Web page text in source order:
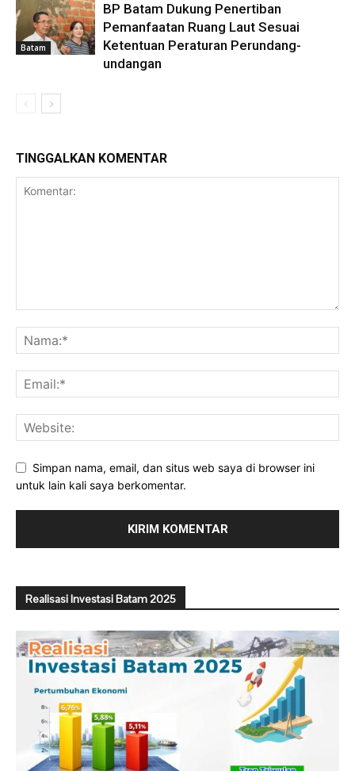
Batam
BP Batam Dukung Penertiban
Pemanfaatan Ruang Laut Sesuai
Ketentuan Peraturan Perundang-
undangan
TINGGALKAN KOMENTAR
Simpan nama, email, dan situs web saya di browser ini
untuk lain kali saya berkomentar.
Realisasi Investasi Batam 2025